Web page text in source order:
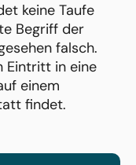
keine Taufe
Begriff der
falsch.
Eintritt in eine
einem
findet.